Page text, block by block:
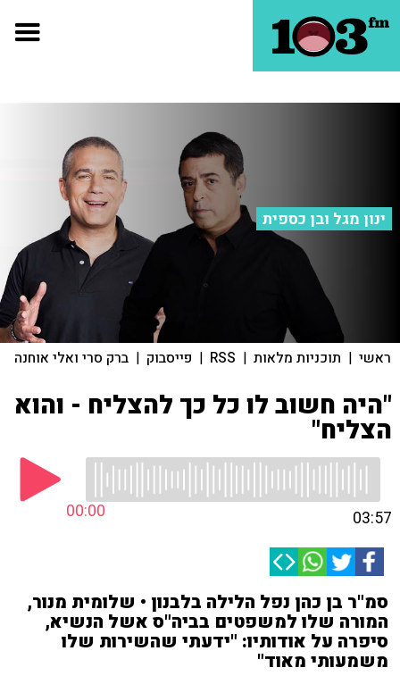
ינון מגל ובן כספית
ראשי | תוכניות מלאות |
RSS
| פייסבוק | ברק סרי ואלי אוחנה
"היה חשוב לו כל כך להצליח - והוא
הצליח"
00:00 03:57
סמ"ר בן כהן נפל הלילה בלבנון • שלומית מנור,
המורה שלו למשפטים בביה"ס אשל הנשיא,
סיפרה על אודותיו: "ידעתי שהשירות שלו
משמעותי מאוד"